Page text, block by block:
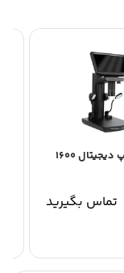
دوربین لوپ دیجیتال ۱۶۰۰
تماس بگیرید